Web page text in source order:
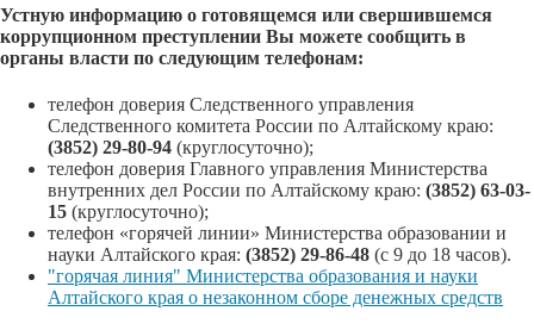
Устную информацию о готовящемся или свершившемся
коррупционном преступлении Вы можете сообщить в
органы власти по следующим телефонам:
телефон доверия Следственного управления
Следственного комитета России по Алтайскому краю:
(3852) 29-80-94 (круглосуточно);
телефон доверия Главного управления Министерства
внутренних дел России по Алтайскому краю: (3852) 63-03-
15 (круглосуточно);
телефон «горячей линии» Министерства образовании и
науки Алтайского края: (3852) 29-86-48 (с 9 до 18 часов).
"горячая линия" Министерства образования и науки
Алтайского края о незаконном сборе денежных средств